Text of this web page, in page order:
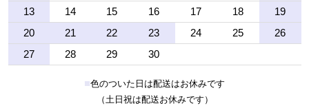
13
14 15 16 17 18
19
20
21 22 23 24 25
26
27
28 29 30
■色のついた日は配送はお休みです
（土日祝は配送お休みです）